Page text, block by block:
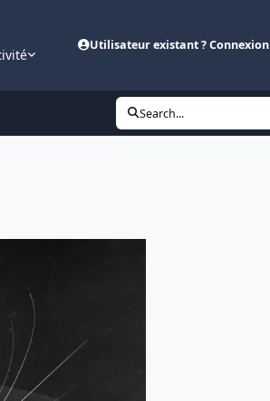
Utilisateur existant ? Connexion
Search...